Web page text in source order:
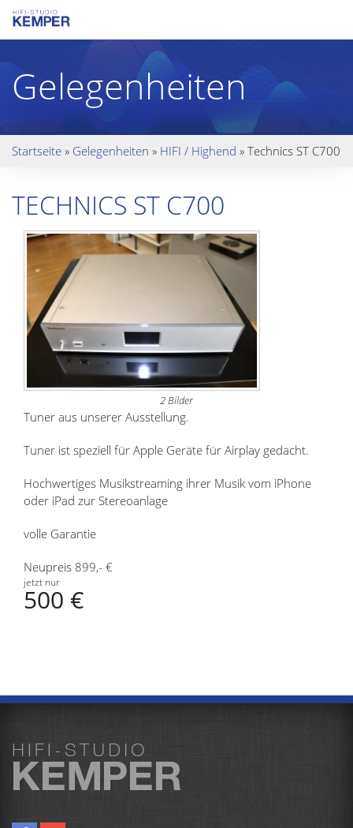
Gelegenheiten
Startseite » Gelegenheiten » HIFI / Highend » Technics ST C700
TECHNICS ST C700
2 Bilder
Tuner aus unserer Ausstellung.
Tuner ist speziell für Apple Geräte für Airplay gedacht.
Hochwertiges Musikstreaming ihrer Musik vom iPhone
oder iPad zur Stereoanlage
volle Garantie
Neupreis 899,- €
jetzt nur
500 €